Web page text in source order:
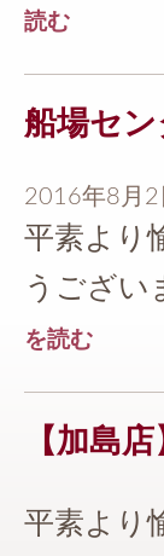
読む
船場セ
2016年8月2
平素より
うござい
を読む
【加島
平素より